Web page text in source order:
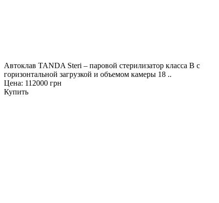
Автоклав TANDA Steri – паровой стерилизатор класса В с
горизонтальной загрузкой и объемом камеры 18 ..
Цена: 112000 грн
Купить